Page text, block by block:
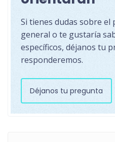
Si tienes dudas sobre
general o te gustaría
específicos, déjanos tu
responderemos.
Déjanos tu pregunta